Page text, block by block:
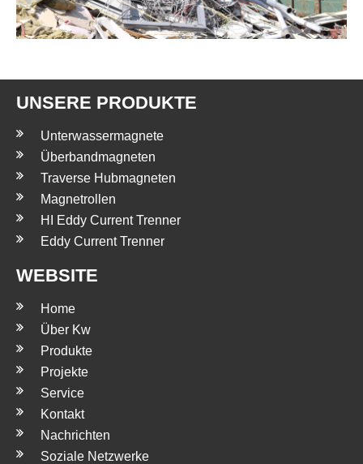
UNSERE PRODUKTE
Unterwassermagnete
Überbandmagneten
Traverse Hubmagneten
Magnetrollen
HI Eddy Current Trenner
Eddy Current Trenner
WEBSITE
Home
Über Kw
Produkte
Projekte
Service
Kontakt
Nachrichten
Soziale Netzwerke